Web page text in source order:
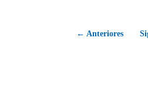
← Anteriores